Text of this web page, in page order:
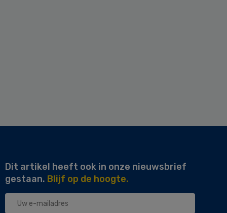
Dit artikel heeft ook in onze nieuwsbrief
gestaan. Blijf op de hoogte.
Uw